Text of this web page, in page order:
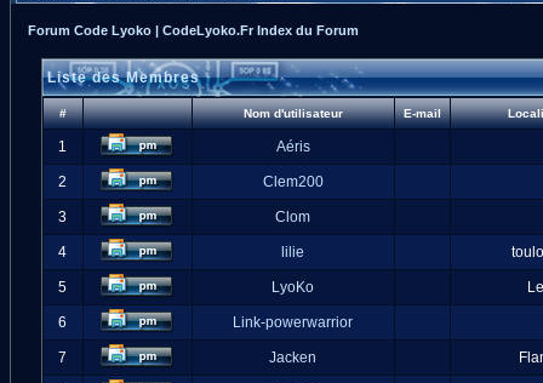
Forum Code Lyoko | CodeLyoko.Fr Index du Forum
Liste des Membres
# Nom d'utilisateur E-mail
1 Aéris
2 Clem200
3 Clom
4 lilie
5 LyoKo
6 Link-powerwarrior
7 Jacken